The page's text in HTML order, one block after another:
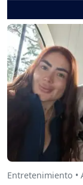
Entretenimiento •